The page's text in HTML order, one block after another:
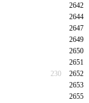
2642
2644
2647
2649
2650
2651
230
2652
2653
2655